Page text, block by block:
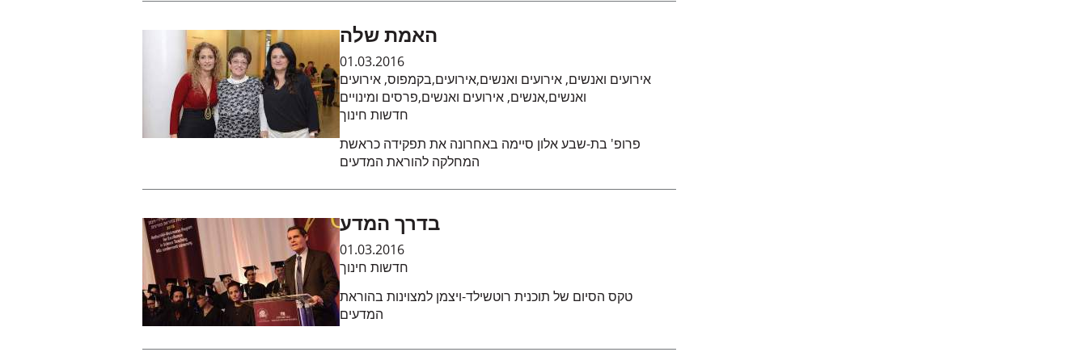
האמת שלה
01.03.2016
אירועים ואנשים,אירועים ואנשים,אירועים,בקמפוס,אירועים
ואנשים,אנשים,אירועים ואנשים,פרסים ומינויים
חדשות חינוך
פרופ' בת-שבע אלון סיימה באחרונה את תפקידה כראשת
המחלקה להוראת המדעים
בדרך המדע
01.03.2016
חדשות חינוך
טקס הסיום של תוכנית רוטשילד-ויצמן למצוינות בהוראת
המדעים